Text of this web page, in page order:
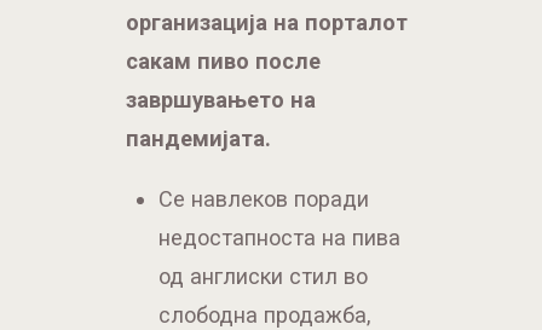
интересот кон самото
хоби како хоби, и и
задоволството од тоа
да имаш нешто